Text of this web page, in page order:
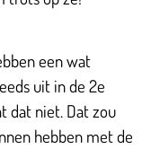
een wat
uit in de 2e
dat niet. Dat zou
hebben met de